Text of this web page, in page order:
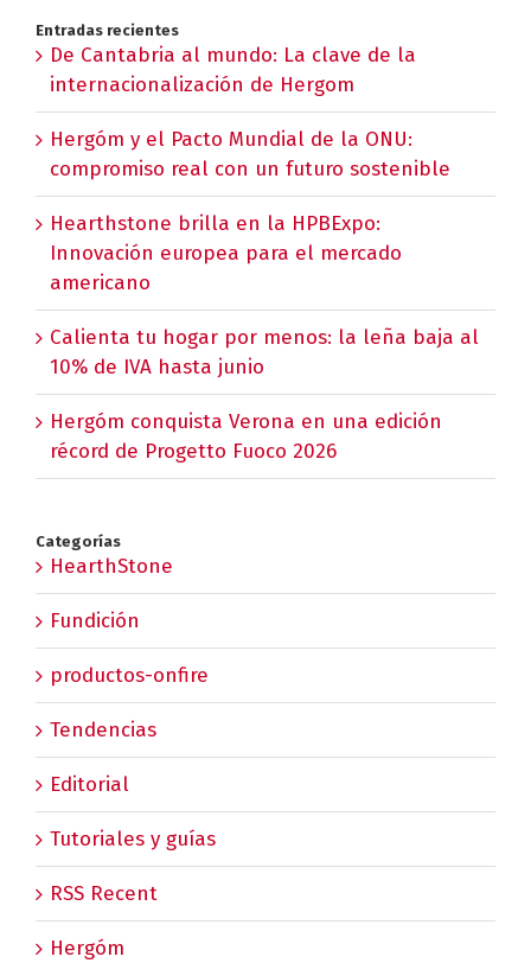
Entradas recientes
De Cantabria al mundo: La clave de la
internacionalización de Hergom
Hergóm y el Pacto Mundial de la ONU:
compromiso real con un futuro sostenible
Hearthstone brilla en la HPBExpo:
Innovación europea para el mercado
americano
Calienta tu hogar por menos: la leña baja al
10% de IVA hasta junio
Hergóm conquista Verona en una edición
récord de Progetto Fuoco 2026
Categorías
HearthStone
Fundición
productos-onfire
Tendencias
Editorial
Tutoriales y guías
RSS Recent
Hergóm